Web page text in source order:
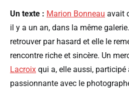
Un texte : Marion Bonneau avait
il y a un an, dans la même
retrouver par hasard et elle le
rencontre riche et sincère. Un
Lacroix qui a, elle aussi,
passionnante avec le